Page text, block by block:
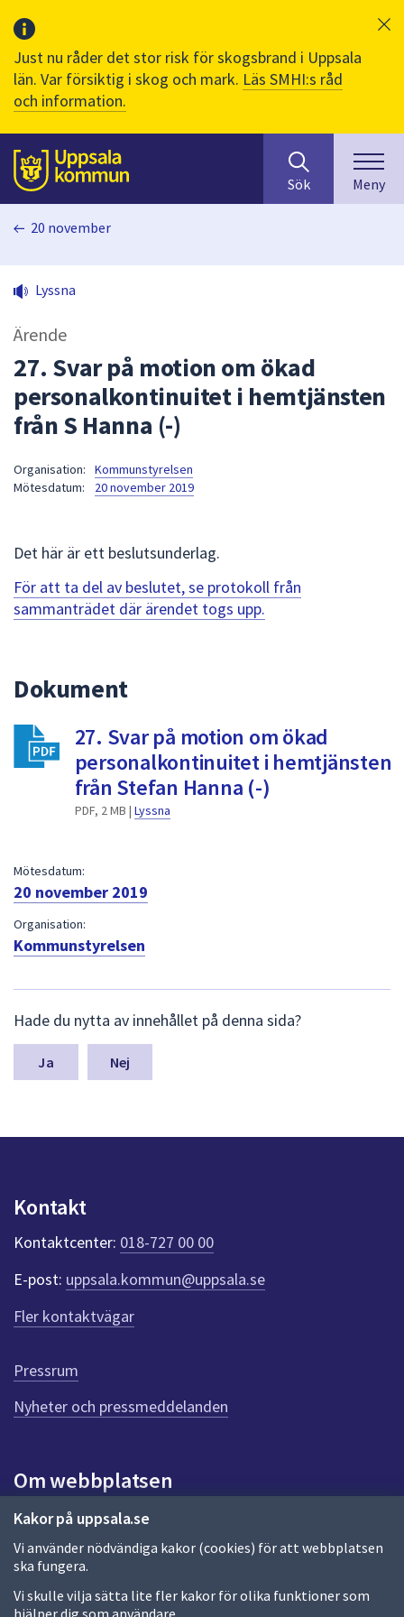
Just nu råder det stor risk för skogsbrand i Uppsala
län. Var försiktig i skog och mark. Läs SMHI:s råd
och information.
Till sidans
huvudinnehåll
efter
innehåll
på
sökfältet
kommer
sökförslag
att
navigera
mellan
välja
något
av
Sök Meny
Kakor på uppsala.se
Vi använder nödvändiga kakor (cookies) för att webbplatsen
ska fungera.
Vi skulle vilja sätta lite fler kakor för olika funktioner som
hjälper dig som användare.
20 november
Lyssna
Ärende
27. Svar på motion om ökad
personalkontinuitet i hemtjänsten
från S Hanna (-)
Organisation:
Kommunstyrelsen
Mötesdatum:
20 november 2019
Det här är ett beslutsunderlag.
För att ta del av beslutet, se protokoll från
sammanträdet där ärendet togs upp.
Dokument
27. Svar på motion om ökad
personalkontinuitet i hemtjänsten
från Stefan Hanna (-)
PDF, 2 MB | Lyssna
Mötesdatum:
20 november 2019
Organisation:
Kommunstyrelsen
ä
m
a
n
k
t
e
r
f
ö
r
e
n
n
a
d
a
Hade du nytta av innehållet på denna sida?
Nej
Kontakt
Kontaktcenter: 018-727 00 00
E-post: uppsala.kommun@uppsala.se
Fler kontaktvägar
Pressrum
Nyheter och pressmeddelanden
Om webbplatsen
Om webbplatsen
Allmänna handlingar och diarium
Behandling av personuppgifter